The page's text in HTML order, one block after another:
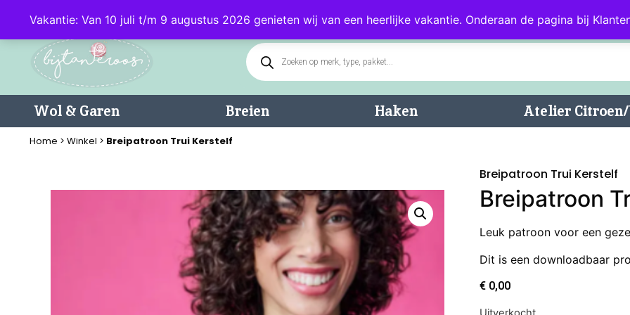
Vakantie: Van 10 juli t/m 9 augustus 2026 genieten wij van een heerlijke vakantie. Onderaan de pagina bij
Blog Klantenservice
Wol & Garen Breien Haken Atelier
Home > Winkel > Breipatroon Trui Kerstelf
Breipatroon Trui Kerstelf
Breipatroon
Leuk patroon voor een
Dit is een downloadbaar
€ 0,00